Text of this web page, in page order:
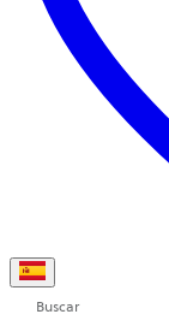
Buscar